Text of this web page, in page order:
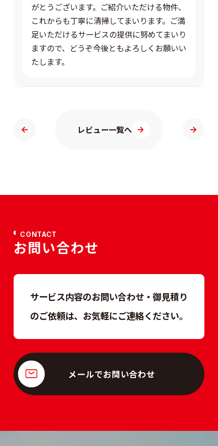
がとうございます。ご紹介いただける物件、
これからも丁寧に清掃してまいります。ご満
足いただけるサービスの提供に努めてまいり
ますので、どうぞ今後ともよろしくお願いい
たします。
レビュー一覧へ
お問い合わせ
CONTACT
サービス内容のお問い合わせ・御見積り
のご依頼は、 お気軽にご連絡ください。
メールでお問い合わせ